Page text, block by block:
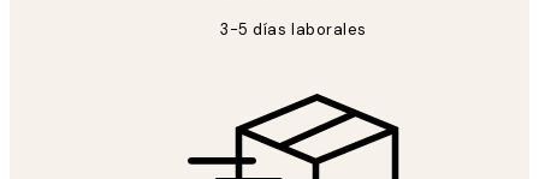
3-5 días laborales